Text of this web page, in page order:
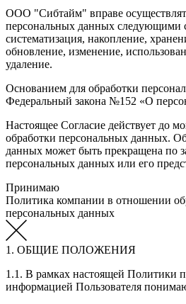
ООО "Сибтайм" вправе
персональных данных следующими
систематизация, накопление,
обновление, изменение,
удаление.
Основанием для обработки
Федеральный закона №152 «О
Настоящее Согласие действует до
обработки персональных данных.
данных может быть прекращена по
персональных данных или его
Принимаю
Политика компании в отношении
персональных данных
1. ОБЩИЕ ПОЛОЖЕНИЯ
1.1. В рамках настоящей Политики
информацией Пользователя